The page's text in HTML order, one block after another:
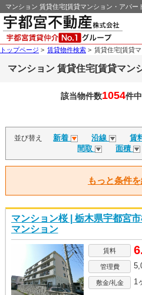
マンション 賃貸住宅[賃貸マンション・アパー
トップページ > 賃貸物件検索 > 賃貸住宅[賃貸
マンション 賃貸住宅[賃貸マン
該当物件数1054件中
並び替え 新着 沿線 賃
間取
面積
もっと条件
マンション桜 | 栃木県宇都宮
マンション
賃料
管理費
敷金/礼金 1